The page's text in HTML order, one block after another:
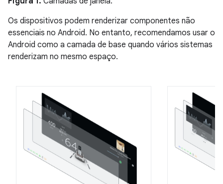
Os dispositivos podem renderizar componentes não
essenciais no Android. No entanto, recomendamos usar o
Android como a camada de base quando vários sistemas
renderizam no mesmo espaço.